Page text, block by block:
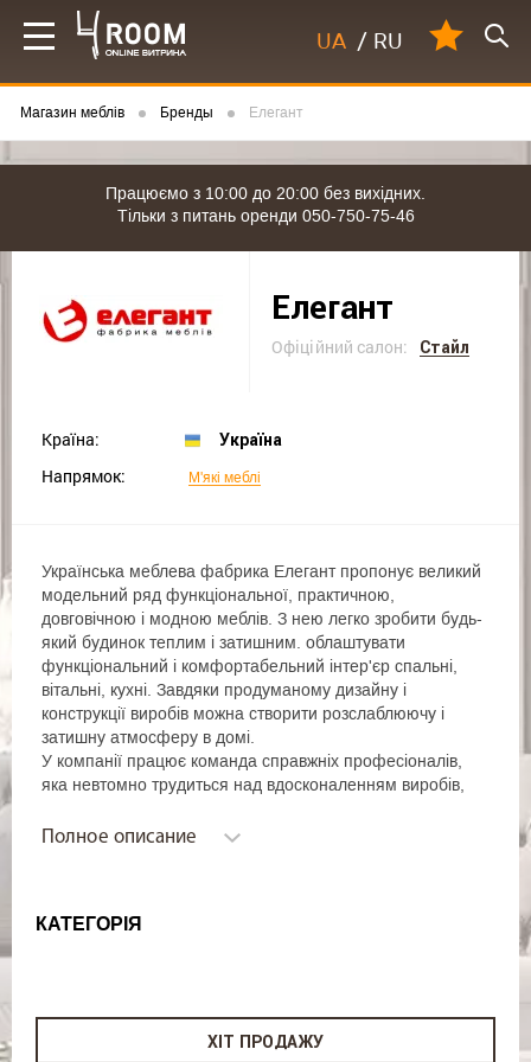
UA / RU
Магазин меблів Бренды Елегант
Працюємо з 10:00 до 20:00 без вихідних.
Тільки з питань оренди 050-750-75-46
Елегант
Офіційний салон: Стайл
Країна: Україна
Напрямок: М'які меблі
Українська меблева фабрика Елегант пропонує великий
модельний ряд функціональної, практичною,
довговічною і модною меблів. З нею легко зробити будь-
який будинок теплим і затишним. облаштувати
функціональний і комфортабельний інтер'єр спальні,
вітальні, кухні. Завдяки продуманому дизайну і
конструкції виробів можна створити розслаблюючу і
затишну атмосферу в домі.
У компанії працює команда справжніх професіоналів,
яка невтомно трудиться над вдосконаленням виробів,
приваблює покупців корпусні меблі Елегант, а також м'які
асортименті бренду представлена ​​більше 20 видів в
володіють різними габаритами і конфігурацією.
Елегантні, ергономічні, комфортні і прості в зверненні
Полное описание
КАТЕГОРІЯ
ХІТ ПРОДАЖУ